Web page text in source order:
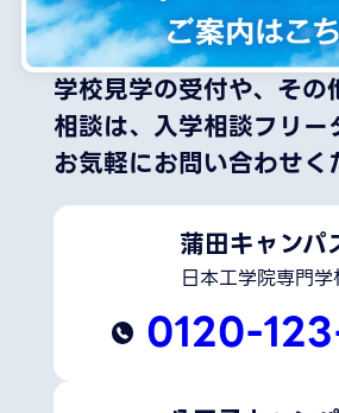
学校見学の受付や、その
相談は、 入学相談フリー
お気軽にお問い合わせく
蒲田キャンパ
日本工学院専門学
0120-